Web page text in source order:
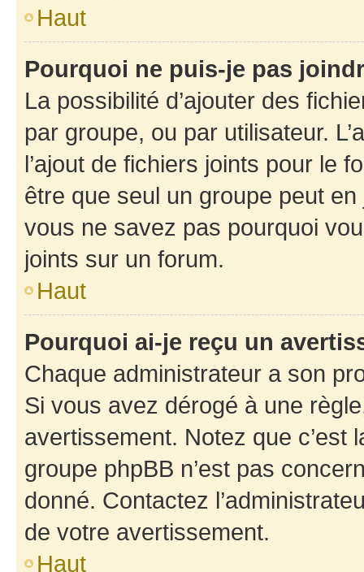
Haut
Pourquoi ne puis-je pas
La possibilité d’ajouter des
par groupe, ou par utilisateur.
l’ajout de fichiers joints pour le
être que seul un groupe peut
vous ne savez pas pourquoi
joints sur un forum.
Haut
Pourquoi ai-je reçu un
Chaque administrateur a son
Si vous avez dérogé à une
avertissement. Notez que c’est
groupe phpBB n’est pas
donné. Contactez
de votre avertissement.
Haut